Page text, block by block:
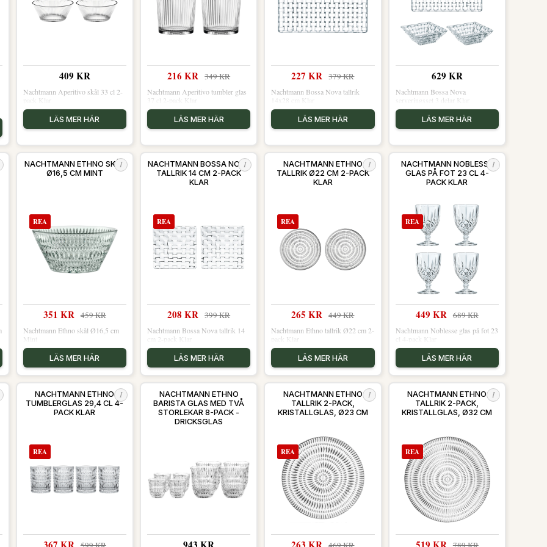
409 KR
Nachtmann Aperitivo skål 33 cl 2-
pack Klar
LÄS MER HÄR
216 KR 349 KR
Nachtmann Aperitivo tumbler glas
37 cl 2-pack Klar
LÄS MER HÄR
227 KR 379 KR
Nachtmann Bossa Nova tallrik
14x28 cm Klar
LÄS MER HÄR
629 KR
Nachtmann Bossa Nova
serveringsset 3 delar Klar
LÄS MER HÄR
I
NACHTMANN ETHNO SKÅL
Ø16,5 CM MINT
REA
351 KR 459 KR
Nachtmann Ethno skål Ø16,5 cm
Mint
LÄS MER HÄR
I
NACHTMANN BOSSA NOVA
TALLRIK 14 CM 2-PACK
KLAR
REA
208 KR 399 KR
Nachtmann Bossa Nova tallrik 14
cm 2-pack Klar
LÄS MER HÄR
I
NACHTMANN ETHNO
TALLRIK Ø22 CM 2-PACK
KLAR
REA
265 KR 449 KR
Nachtmann Ethno tallrik Ø22 cm 2-
pack Klar
LÄS MER HÄR
I
NACHTMANN NOBLESSE
GLAS PÅ FOT 23 CL 4-
PACK KLAR
REA
449 KR 689 KR
Nachtmann Noblesse glas på fot 23
cl 4-pack Klar
LÄS MER HÄR
I
NACHTMANN ETHNO
TUMBLERGLAS 29,4 CL 4-
PACK KLAR
REA
NACHTMANN ETHNO
BARISTA GLAS MED TVÅ
STORLEKAR 8-PACK -
DRICKSGLAS
I
NACHTMANN ETHNO
TALLRIK 2-PACK,
KRISTALLGLAS, Ø23 CM
REA
I
NACHTMANN ETHNO
TALLRIK 2-PACK,
KRISTALLGLAS, Ø32 CM
REA